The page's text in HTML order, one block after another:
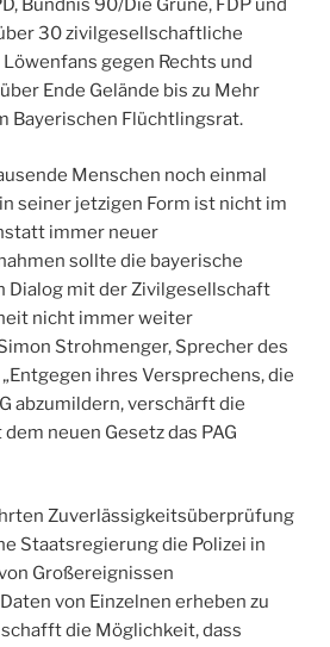
Bündnis 90/Die Grüne, FDP und
30 zivilgesellschaftliche
gegen Rechts und
Ende Gelände bis zu Mehr
Bayerischen Flüchtlingsrat.
Menschen noch einmal
seiner jetzigen Form ist nicht im
immer neuer
sollte die bayerische
Dialog mit der Zivilgesellschaft
nicht immer weiter
Strohmenger, Sprecher des
ihres Versprechens, die
abzumildern, verschärft die
neuen Gesetz das PAG
Zuverlässigkeitsüberprüfung
Staatsregierung die Polizei in
Großereignissen
von Einzelnen erheben zu
die Möglichkeit, dass